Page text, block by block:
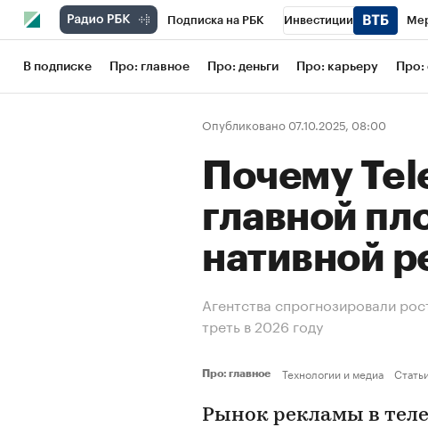
Подписка на РБК Инвестиции
Школа управления РБК РБК Образование
Рынок наличной валюты
В подписке Про: главное Про: деньги Про: карьеру Про:
Опубликовано 07.10.2025, 08:00
Почему
главной
нативной
Агентства спрогнозировали
треть в 2026 году
Про: главное Технологии и медиа
Рынок рекламы в